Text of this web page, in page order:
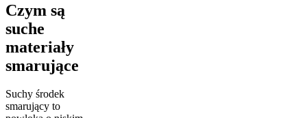
Czym są
suche
materiały
smarujące
Suchy środek
smarujący to